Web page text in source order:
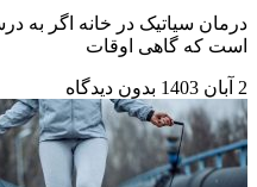
درمان سیاتیک در خانه اگر به
است که گاهی اوقات
2 آبان 1403 بدون دیدگاه